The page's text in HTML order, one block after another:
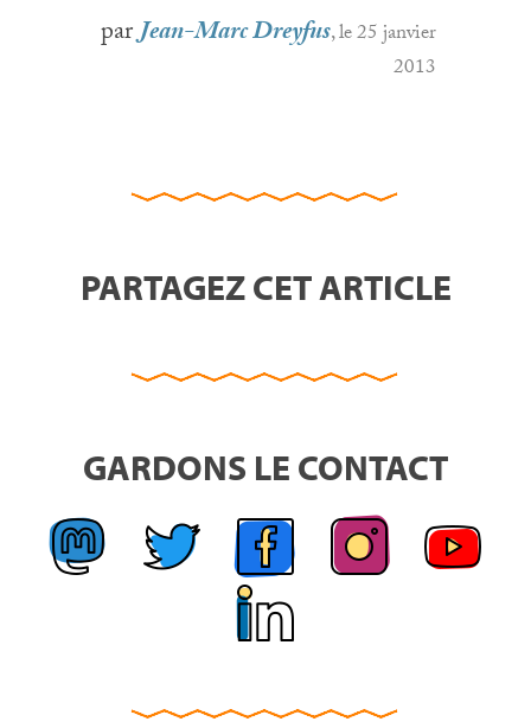
parJean-Marc Dreyfus, le 25 janvier
2013
PARTAGEZ CET ARTICLE
GARDONS LE CONTACT